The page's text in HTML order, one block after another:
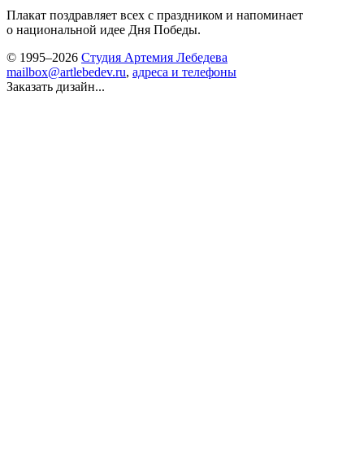
Плакат поздравляет всех с праздником и напоминает
о национальной идее Дня Победы.
© 1995–2026 Студия Артемия Лебедева
mailbox@artlebedev.ru, адреса и телефоны
Заказать дизайн...